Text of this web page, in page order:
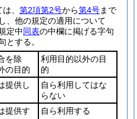
、 第2項第2号から第4号まで
、他の規定の適用について
定中同表の中欄に掲げる字句
とする。
を除
の目的
利用目的以外の目
的
提供し
自ら利用してはな
らない
提供す
自ら利用する